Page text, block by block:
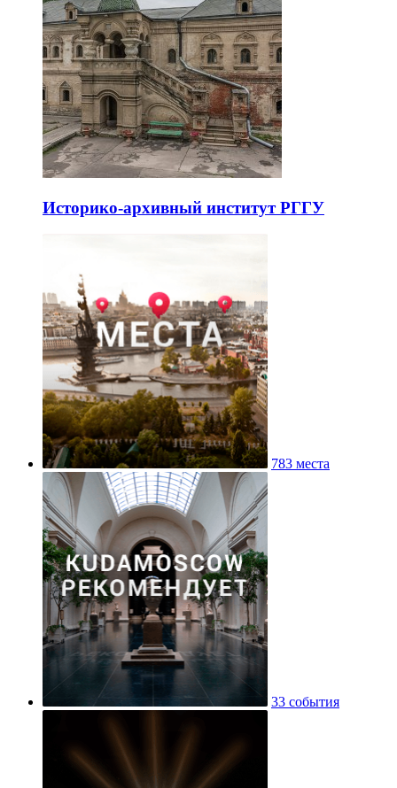
Историко-архивный институт РГГУ
783 места
33 события